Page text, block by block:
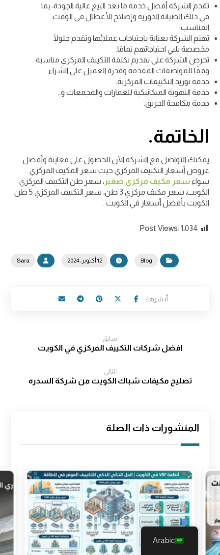
تقدم الشركة أفضل خدمة ما بعد البيع عالية الجودة، بما
في ذلك الصيانة الدورية وإصلاح الأعطال في الوقت
المناسب.
تهتم الشركة بعناية باحتياجات عملائها وتقدم حلولًا
مخصصة تلبي احتياجاتهم تمامًا.
تحرص الشركة على تقديم تكلفة التكييف المركزي مناسبة
وفقًا للمواصفات المقدمة وقدرة العميل على الشراء.
خدمة توريد التكييفات المركزية.
خدمة التهوية الميكانيكية للعمارات والمجمعات و…
خدمة مكافحة الحريق.
الخاتمة.
يمكنك التواصل مع الشركة الآن للحصول على معاينة وأفضل
عروض أسعار التكييف المركزي حيث سعر المكيف المركزي
سواء سعر مكيف مركزي صغير، سعر طن التكييف المركزي
الكويت، سعر مكيف مركزي 3 طن، سعر التكييف المركزي 5 طن
الكويت بأفضل أسعار في الكويت .
Post Views: 1٬034
Sara 12 أكتوبر، 2024 Blog
سابق
افضل شركات التكييف المركزي في الكويت
التالي
تصليح مكيفات شباك الكويت من شركة السدره
المنشورات ذات الصلة
Arabic